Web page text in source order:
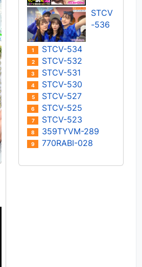
STCV
-536
1 STCV-534
2 STCV-532
3 STCV-531
4 STCV-530
5 STCV-527
6 STCV-525
7 STCV-523
8 359TYVM-289
9 770RABI-028